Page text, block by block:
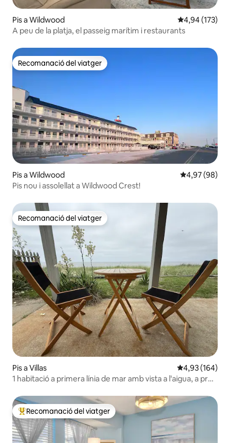
Pis a Wildwood 4,94 de
4,94 (173)
A peu de la platja, el passeig marítim i restaurants
Recomanació del viatger
Recomanació del viatger
Pis a Wildwood 4,97 de
4,97 (98)
Pis nou i assolellat a Wildwood Crest!
Recomanació del viatger
Recomanació del viatger
Pis a Villas 4,93 de
4,93 (164)
1 habitació a primera línia de mar amb vista a l'aigua, a prop
Principals recomanacions dels viatgers
Recomanació del viatger